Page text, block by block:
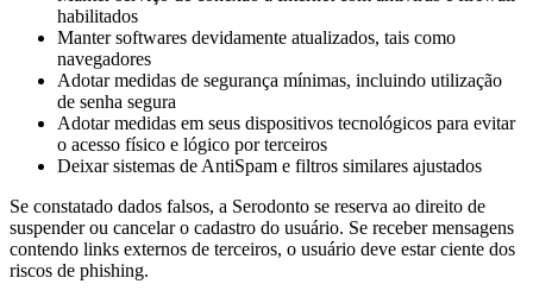
habilitados
Manter softwares devidamente atualizados, tais como
navegadores
Adotar medidas de segurança mínimas, incluindo utilização
de senha segura
Adotar medidas em seus dispositivos tecnológicos para evitar
o acesso físico e lógico por terceiros
Deixar sistemas de AntiSpam e filtros similares ajustados
Se constatado dados falsos, a Serodonto se reserva ao direito de
suspender ou cancelar o cadastro do usuário. Se receber mensagens
contendo links externos de terceiros, o usuário deve estar ciente dos
riscos de phishing.